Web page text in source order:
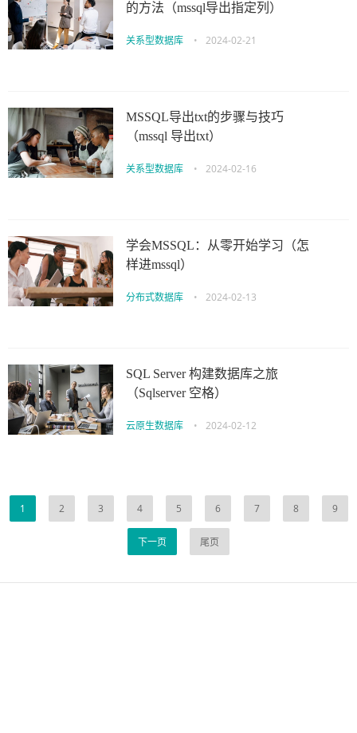
的方法（mssql导出指定列）
关系型数据库 • 2024-02-21
MSSQL导出txt的步骤与技巧
（mssql 导出txt）
关系型数据库 • 2024-02-16
学会MSSQL：从零开始学习（怎
样进mssql）
分布式数据库 • 2024-02-13
SQL Server 构建数据库之旅
（Sqlserver 空格）
云原生数据库 • 2024-02-12
1 2 3 4 5 6 7 8 9
下一页 尾页